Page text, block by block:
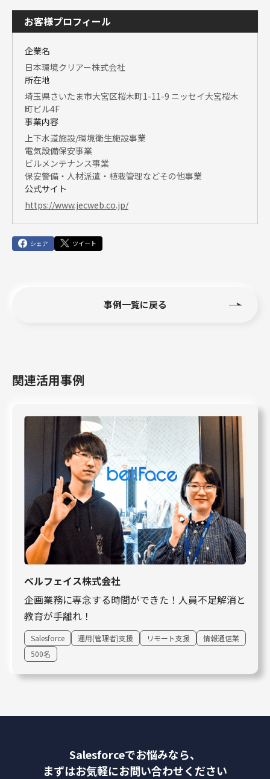
お客様プロフィール
企業名
日本環境クリアー株式会社
所在地
埼玉県さいたま市大宮区桜木町1-11-9 ニッセイ大宮桜木
町ビル4F
事業内容
上下水道施設/環境衛生施設事業
電気設備保安事業
ビルメンテナンス事業
保安警備・人材派遣・植栽管理などその他事業
公式サイト
https://www.jecweb.co.jp/
シェア ツイート
事例一覧に戻る
関連活用事例
ベルフェイス株式会社
企画業務に専念する時間ができた！人員不足解消と
教育が手離れ！
Salesforce 運用(管理者)支援 リモート支援
情報通信業
500名
Salesforceでお悩みなら、
まずはお気軽にお問い合わせください